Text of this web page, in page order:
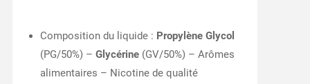
Composition du liquide : Propylène Glycol
(PG/50%) – Glycérine (GV/50%) – Arômes
alimentaires – Nicotine de qualité